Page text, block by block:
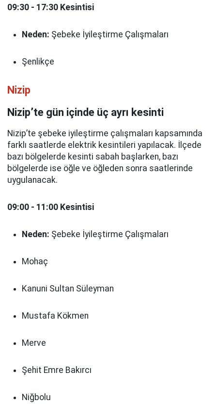
09:30 - 17:30 Kesintisi
Neden: Şebeke İyileştirme Çalışmaları
Şenlikçe
Nizip
Nizip’te gün içinde üç ayrı kesinti
Nizip’te şebeke iyileştirme çalışmaları kapsamında
farklı saatlerde elektrik kesintileri yapılacak. İlçede
bazı bölgelerde kesinti sabah başlarken, bazı
bölgelerde ise öğle ve öğleden sonra saatlerinde
uygulanacak.
09:00 - 11:00 Kesintisi
Neden: Şebeke İyileştirme Çalışmaları
Mohaç
Kanuni Sultan Süleyman
Mustafa Kökmen
Merve
Şehit Emre Bakırcı
Niğbolu